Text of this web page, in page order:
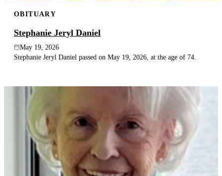
OBITUARY
Stephanie Jeryl Daniel
May 19, 2026
Stephanie Jeryl Daniel passed on May 19, 2026, at the age of 74.